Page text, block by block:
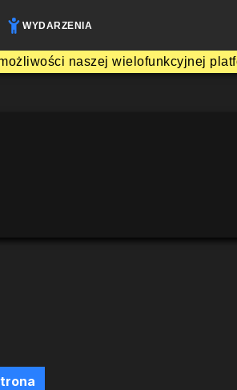
WYDARZENIA
naszej wielofunkcyjnej